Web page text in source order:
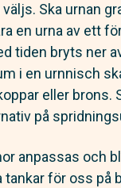
Ska urnan
en urna av ett
tiden bryts ner
i en urnnisch
eller brons.
på
anpassas och
tankar för oss på